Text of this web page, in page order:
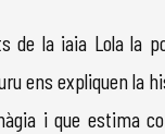
de la iaia Lola la
ens expliquen la
i que estima